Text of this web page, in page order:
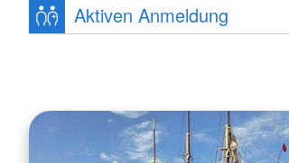
Aktiven Anmeldung